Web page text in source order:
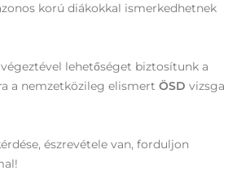
korú diákokkal ismerkedhetnek
lehetőséget biztosítunk a
a nemzetközileg elismert ÖSD vizsga
észrevétele van, forduljon